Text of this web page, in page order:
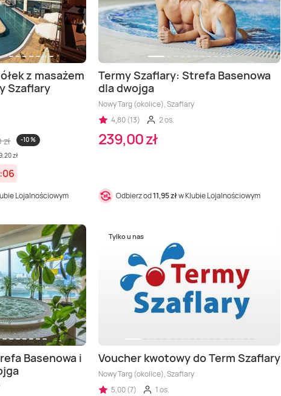
z masażem
Szaflary
zł
-10 %
zł
Lojalnościowym
Termy Szaflary: Strefa Basenowa
dla dwojga
Nowy Targ (okolice), Szaflary
4,80 (13)
2 os.
239,00 zł
Odbierz od11,95 złw Klubie Lojalnościowym
Basenowa i
Tylko u nas
Voucher kwotowy do Term Szaflary
Nowy Targ (okolice), Szaflary
5,00 (7)
1 os.